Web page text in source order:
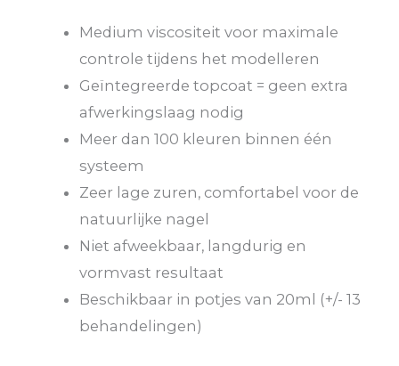
Medium viscositeit voor maximale
controle tijdens het modelleren
Geïntegreerde topcoat = geen extra
afwerkingslaag nodig
Meer dan 100 kleuren binnen één
systeem
Zeer lage zuren, comfortabel voor de
natuurlijke nagel
Niet afweekbaar, langdurig en
vormvast resultaat
Beschikbaar in potjes van 20ml (+/- 13
behandelingen)